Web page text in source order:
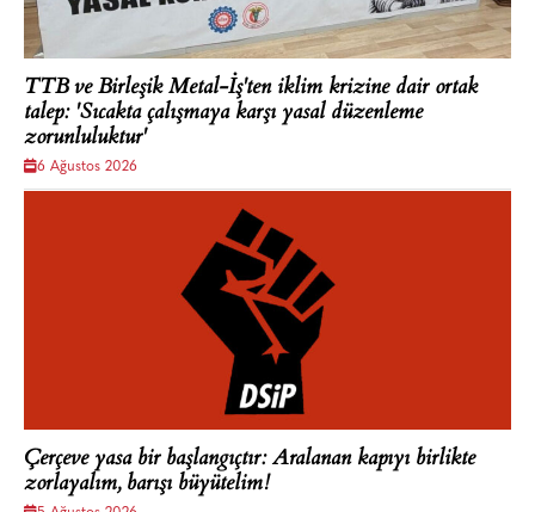
TTB ve Birleşik Metal-İş'ten iklim krizine dair ortak
talep: 'Sıcakta çalışmaya karşı yasal düzenleme
zorunluluktur'
6 Ağustos 2026
Çerçeve yasa bir başlangıçtır: Aralanan kapıyı birlikte
zorlayalım, barışı büyütelim!